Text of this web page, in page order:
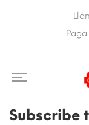
Subscribe